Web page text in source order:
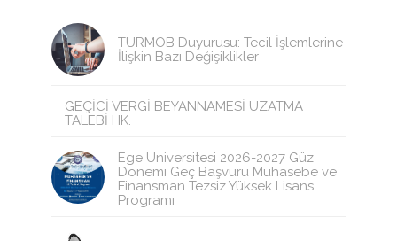
TÜRMOB Duyurusu: Tecil İşlemlerine
İlişkin Bazı Değişiklikler
GEÇİCİ VERGİ BEYANNAMESİ UZATMA
TALEBİ HK.
Ege Üniversitesi 2026-2027 Güz
Dönemi Geç Başvuru Muhasebe ve
Finansman Tezsiz Yüksek Lisans
Programı